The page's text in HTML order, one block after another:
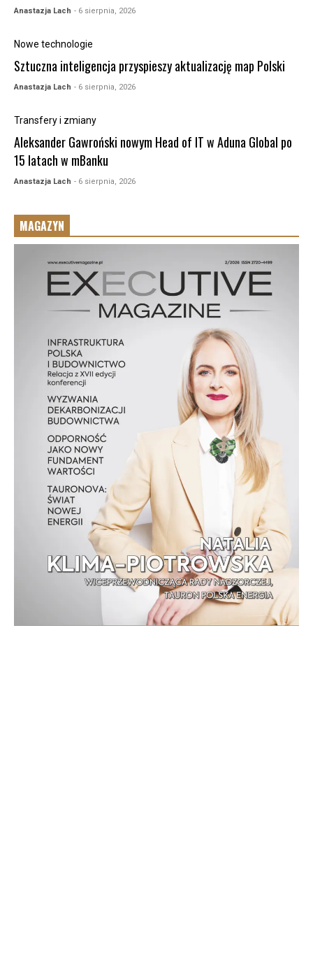
Anastazja Lach - 6 sierpnia, 2026
Nowe technologie
Sztuczna inteligencja przyspieszy aktualizację map Polski
Anastazja Lach - 6 sierpnia, 2026
Transfery i zmiany
Aleksander Gawroński nowym Head of IT w Aduna Global po
15 latach w mBanku
Anastazja Lach - 6 sierpnia, 2026
MAGAZYN